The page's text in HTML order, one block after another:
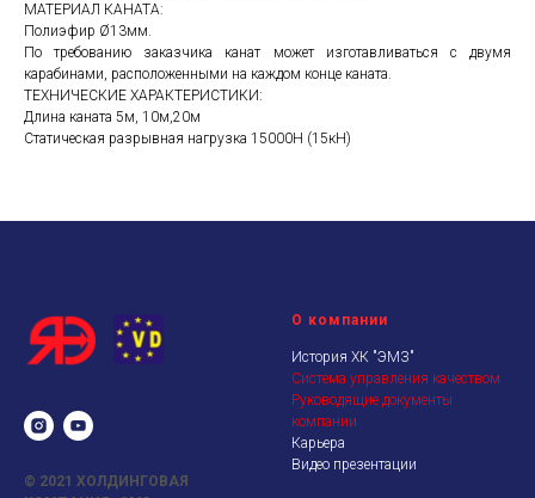
МАТЕРИАЛ КАНАТА:
Полиэфир Ø13мм.
По требованию заказчика канат может изготавливаться с двумя
карабинами, расположенными на каждом конце каната.
ТЕХНИЧЕСКИЕ ХАРАКТЕРИСТИКИ:
Длина каната 5м, 10м,20м
Статическая разрывная нагрузка 15000Н (15кН)
© 2021 ХОЛДИНГОВАЯ
О компании
История ХК "ЭМЗ"
Система управления качеством
Руководящие документы
компании
Карьера
Видео презентации